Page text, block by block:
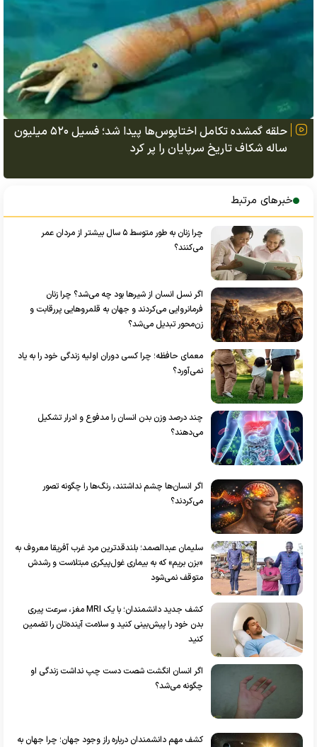
حلقه گمشده تکامل اختاپوس‌ها پیدا شد؛ فسیل ۵۲۰ میلیون
ساله شکاف تاریخ سرپایان را پر کرد
خبرهای مرتبط
چرا زنان به طور متوسط ۵ سال بیشتر از مردان عمر
می‌کنند؟
اگر نسل انسان از شیر‌ها بود چه می‌شد؟ چرا زنان
فرمانروایی می‌کردند و جهان به قلمرو‌هایی پررقابت و
زن‌محور تبدیل می‌شد؟
معمای حافظه؛ چرا کسی دوران اولیه زندگی خود را به یاد
نمی‌آورد؟
چند درصد وزن بدن انسان را مدفوع و ادرار تشکیل
می‌دهند؟
اگر انسان‌ها چشم نداشتند، رنگ‌ها را چگونه تصور
می‌کردند؟
سلیمان عبدالصمد؛ بلندقدترین مرد غرب آفریقا معروف به
«بزن بریم» که به بیماری غول‌پیکری مبتلاست و رشدش
متوقف نمی‌شود
کشف جدید دانشمندان؛ با یک MRI مغز، سرعت پیری
بدن خود را پیش‌بینی کنید و سلامت آینده‌تان را تضمین
کنید
اگر انسان انگشت شصت دست چپ نداشت زندگی او
چگونه می‌شد؟
کشف مهم دانشمندان درباره راز وجود جهان؛ چرا جهان به